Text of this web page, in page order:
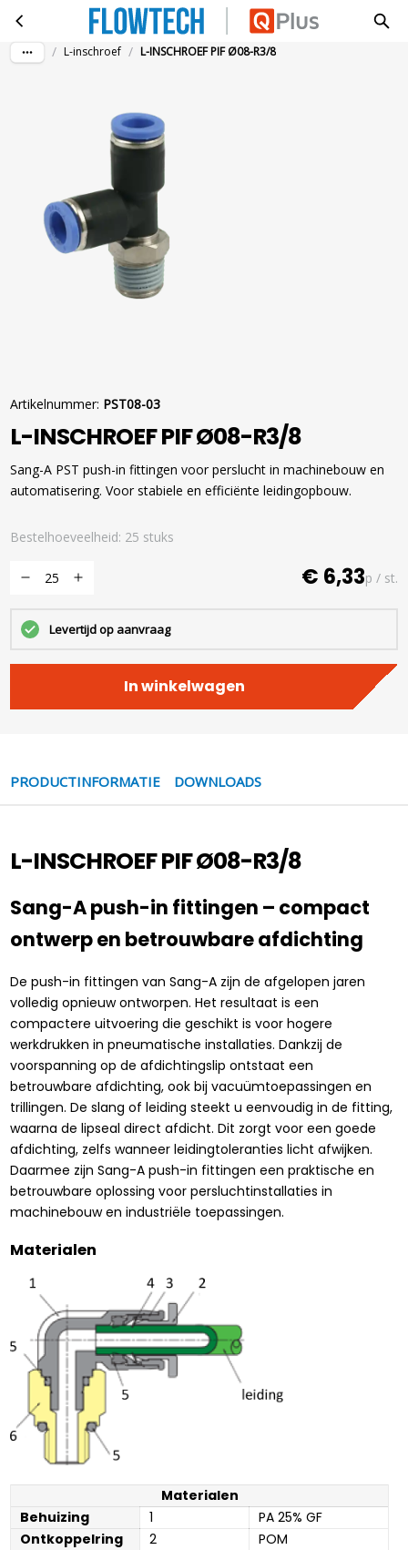
Ga naar hoofdinhoudL-INSCHROEF PIF Ø08-R3/8
/ L-inschroef / L-INSCHROEF PIF Ø08-R3/8
Artikelnummer: PST08-03
L-INSCHROEF PIF Ø08-R3/8
Sang-A PST push-in fittingen voor perslucht in machinebouw en
automatisering. Voor stabiele en efficiënte leidingopbouw.
Bestelhoeveelheid: 25 stuks
€ 6,33p / st.
Levertijd op aanvraag
In winkelwagen
PRODUCTINFORMATIE DOWNLOADS
L-INSCHROEF PIF Ø08-R3/8
Sang-A push-in fittingen – compact
ontwerp en betrouwbare afdichting
De push-in fittingen van Sang-A zijn de afgelopen jaren
volledig opnieuw ontworpen. Het resultaat is een
compactere uitvoering die geschikt is voor hogere
werkdrukken in pneumatische installaties. Dankzij de
voorspanning op de afdichtingslip ontstaat een
betrouwbare afdichting, ook bij vacuümtoepassingen en
trillingen. De slang of leiding steekt u eenvoudig in de fitting,
waarna de lipseal direct afdicht. Dit zorgt voor een goede
afdichting, zelfs wanneer leidingtoleranties licht afwijken.
Daarmee zijn Sang-A push-in fittingen een praktische en
betrouwbare oplossing voor persluchtinstallaties in
machinebouw en industriële toepassingen.
Materialen
Materialen
Behuizing
1
PA 25% GF
Ontkoppelring
2
POM